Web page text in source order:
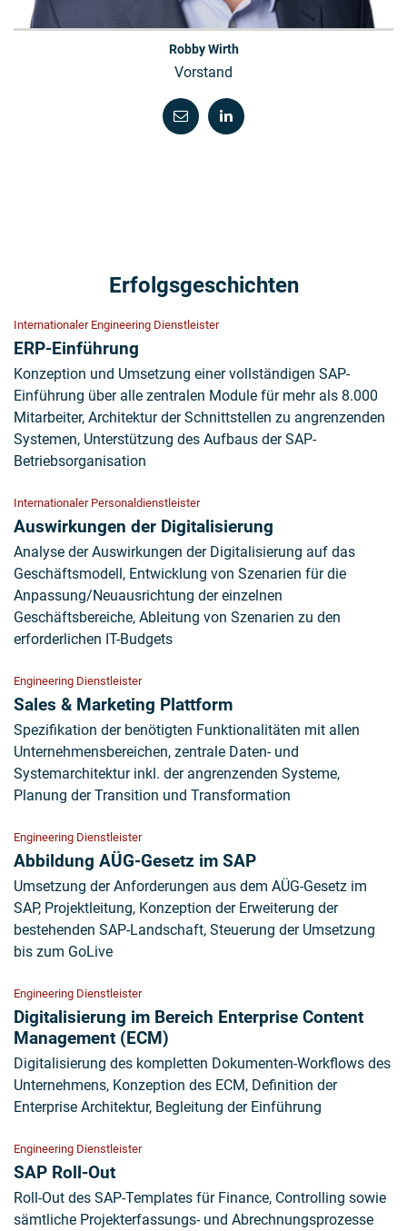
Robby Wirth
Vorstand
Erfolgsgeschichten
Internationaler Engineering Dienstleister
ERP-Einführung
Konzeption und Umsetzung einer vollständigen SAP-
Einführung über alle zentralen Module für mehr als 8.000
Mitarbeiter, Architektur der Schnittstellen zu angrenzenden
Systemen, Unterstützung des Aufbaus der SAP-
Betriebsorganisation
Internationaler Personaldienstleister
Auswirkungen der Digitalisierung
Analyse der Auswirkungen der Digitalisierung auf das
Geschäftsmodell, Entwicklung von Szenarien für die
Anpassung/Neuausrichtung der einzelnen
Geschäftsbereiche, Ableitung von Szenarien zu den
erforderlichen IT-Budgets
Engineering Dienstleister
Sales & Marketing Plattform
Spezifikation der benötigten Funktionalitäten mit allen
Unternehmensbereichen, zentrale Daten- und
Systemarchitektur inkl. der angrenzenden Systeme,
Planung der Transition und Transformation
Engineering Dienstleister
Abbildung AÜG-Gesetz im SAP
Umsetzung der Anforderungen aus dem AÜG-Gesetz im
SAP, Projektleitung, Konzeption der Erweiterung der
bestehenden SAP-Landschaft, Steuerung der Umsetzung
bis zum GoLive
Engineering Dienstleister
Digitalisierung im Bereich Enterprise Content
Management (ECM)
Digitalisierung des kompletten Dokumenten-Workflows des
Unternehmens, Konzeption des ECM, Definition der
Enterprise Architektur, Begleitung der Einführung
Engineering Dienstleister
SAP Roll-Out
Roll-Out des SAP-Templates für Finance, Controlling sowie
sämtliche Projekterfassungs- und Abrechnungsprozesse